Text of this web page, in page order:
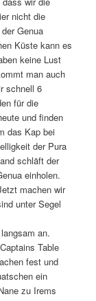
nicht die
Genua
Küste kann es
keine Lust
man auch
schnell 6
für die
und finden
das Kap bei
der Pura
schläft der
einholen.
machen wir
unter Segel
an.
Table
fest und
ein
zu Irems